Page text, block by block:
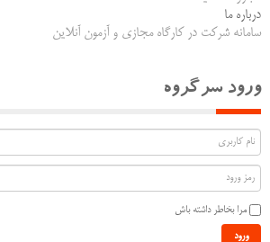
درباره ما
سامانه شرکت در کارگاه مجازی و آزمون آنلاین
ورود سرگروه
مرا بخاطر داشته باش
ورود